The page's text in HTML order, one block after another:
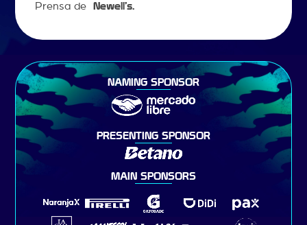
Prensa de Newell’s.
NAMING SPONSOR
PRESENTING SPONSOR
MAIN SPONSORS